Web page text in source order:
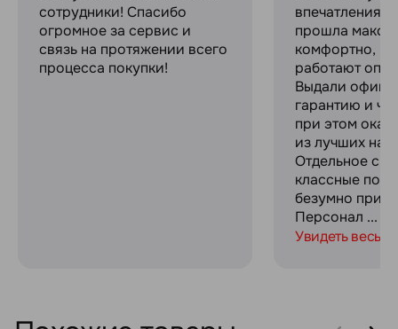
сотрудники! Спасибо
огромное за сервис и
связь на протяжении всего
процесса покупки!
прошла
комфортно,
работают
Выдали
гарантию и
при этом
из лучших на
Отдельное
классные
безумно
Персонал ...
Увидеть весь